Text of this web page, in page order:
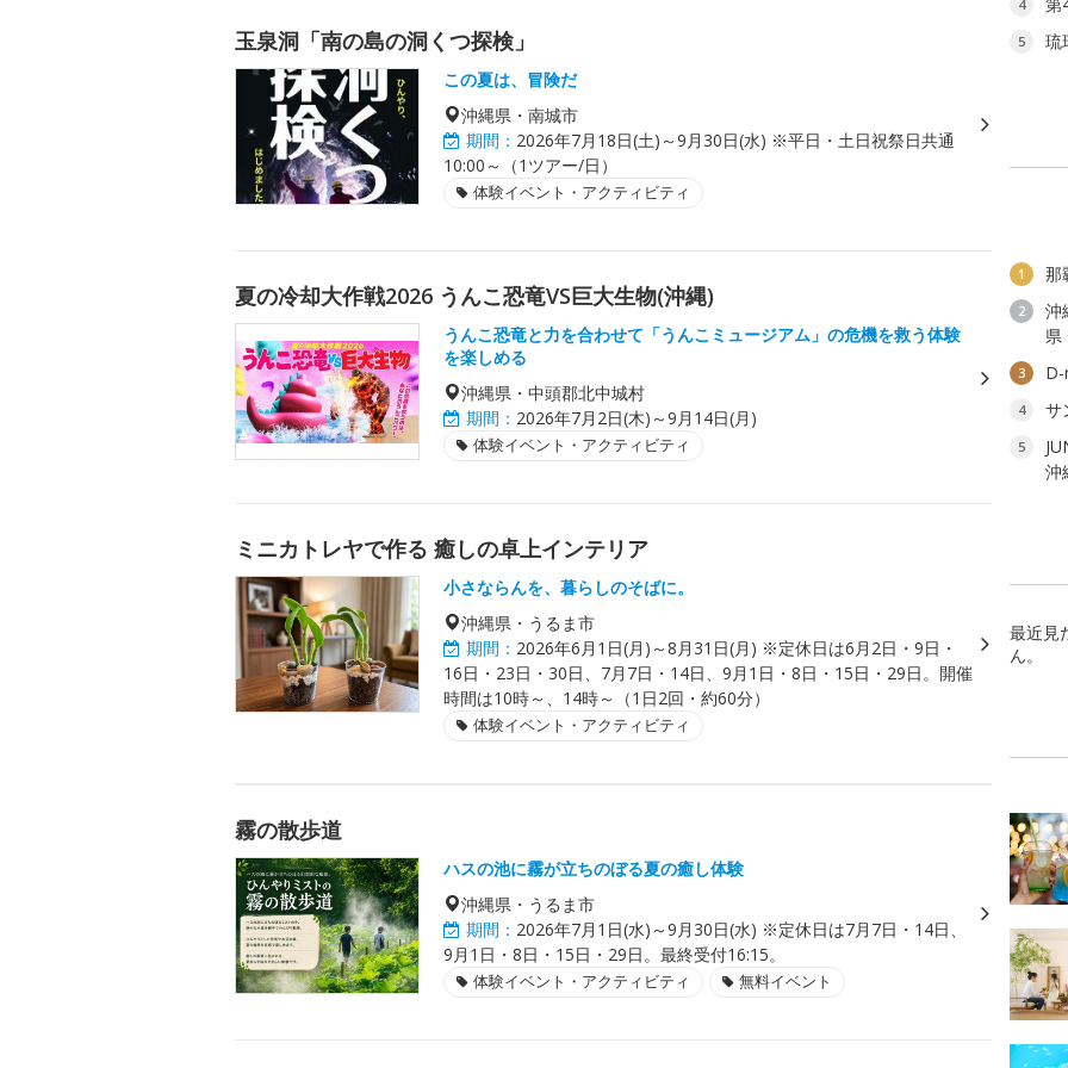
玉泉洞「南の島の洞くつ探検」
この夏は、冒険だ
沖縄県・南城市
期間： 2026年7月18日(土)～9月30日(水) ※平日・土日祝祭日共通
10:00～（1ツアー/日）
体験イベント・アクティビティ
夏の冷却大作戦2026 うんこ恐竜VS巨大生物(沖縄)
うんこ恐竜と力を合わせて「うんこミュージアム」の危機を救う体験
を楽しめる
沖縄県・中頭郡北中城村
期間： 2026年7月2日(木)～9月14日(月)
体験イベント・アクティビティ
ミニカトレヤで作る 癒しの卓上インテリア
小さならんを、暮らしのそばに。
沖縄県・うるま市
期間： 2026年6月1日(月)～8月31日(月) ※定休日は6月2日・9日・
16日・23日・30日、7月7日・14日、9月1日・8日・15日・29日。開催
時間は10時～、14時～（1日2回・約60分）
体験イベント・アクティビティ
霧の散歩道
ハスの池に霧が立ちのぼる夏の癒し体験
沖縄県・うるま市
期間： 2026年7月1日(水)～9月30日(水) ※定休日は7月7日・14日、
9月1日・8日・15日・29日。最終受付16:15。
体験イベント・アクティビティ 無料イベント
4 第
5 琉
1 那
2
沖
県
3
4 サ
5
沖
最近見
ん。